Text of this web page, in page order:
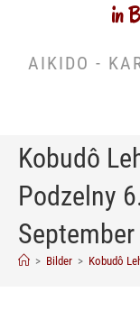
in
AIKIDO -
Kobudô
Podzelny
> Bilder > Kobudô